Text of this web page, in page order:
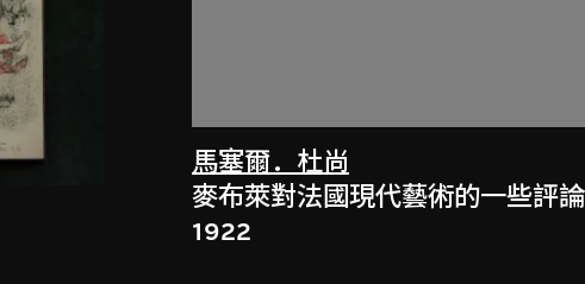
馬塞爾．杜尚
麥布萊對法國現代藝術的一些評論
1922